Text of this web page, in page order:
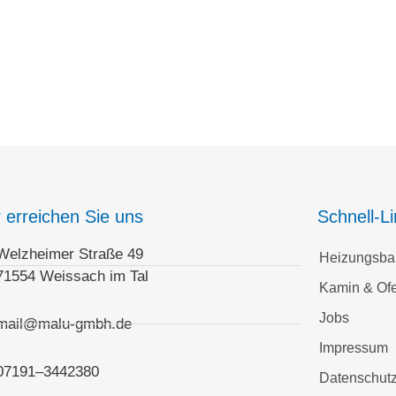
erreichen Sie uns
Straße 49
Weissach im Tal
gmbh.de
Schnell-
Kamin &
Jobs
Impressum
Datenschutz